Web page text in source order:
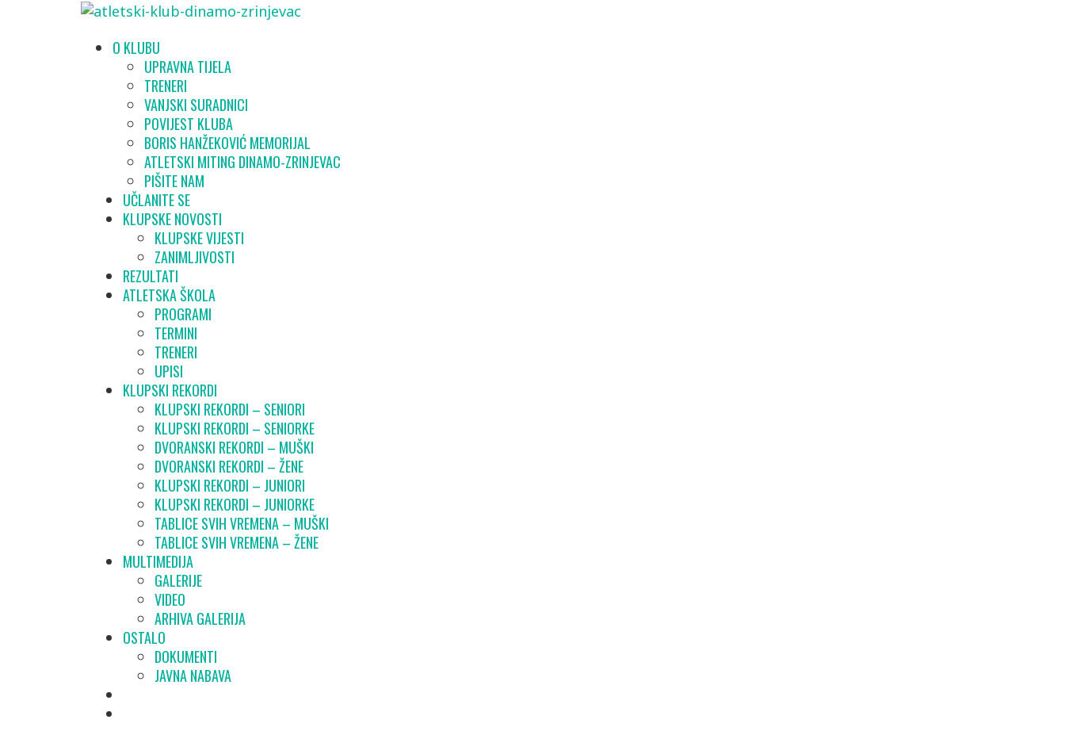
O KLUBU
UPRAVNA TIJELA
TRENERI
VANJSKI SURADNICI
POVIJEST KLUBA
BORIS HANŽEKOVIĆ MEMORIJAL
ATLETSKI MITING DINAMO-ZRINJEVAC
PIŠITE NAM
UČLANITE SE
KLUPSKE NOVOSTI
KLUPSKE VIJESTI
ZANIMLJIVOSTI
REZULTATI
ATLETSKA ŠKOLA
PROGRAMI
TERMINI
TRENERI
UPISI
KLUPSKI REKORDI
KLUPSKI REKORDI – SENIORI
KLUPSKI REKORDI – SENIORKE
DVORANSKI REKORDI – MUŠKI
DVORANSKI REKORDI – ŽENE
KLUPSKI REKORDI – JUNIORI
KLUPSKI REKORDI – JUNIORKE
TABLICE SVIH VREMENA – MUŠKI
TABLICE SVIH VREMENA – ŽENE
MULTIMEDIJA
GALERIJE
VIDEO
ARHIVA GALERIJA
OSTALO
DOKUMENTI
JAVNA NABAVA